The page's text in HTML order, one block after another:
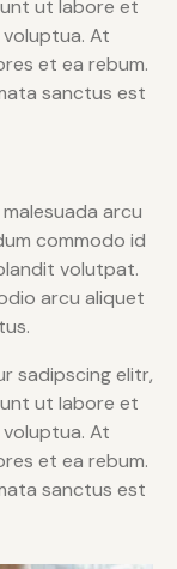
ut labore et
At
et ea rebum.
sanctus est
arcu
commodo id
volutpat.
arcu aliquet
sadipscing elitr,
ut labore et
At
et ea rebum.
sanctus est